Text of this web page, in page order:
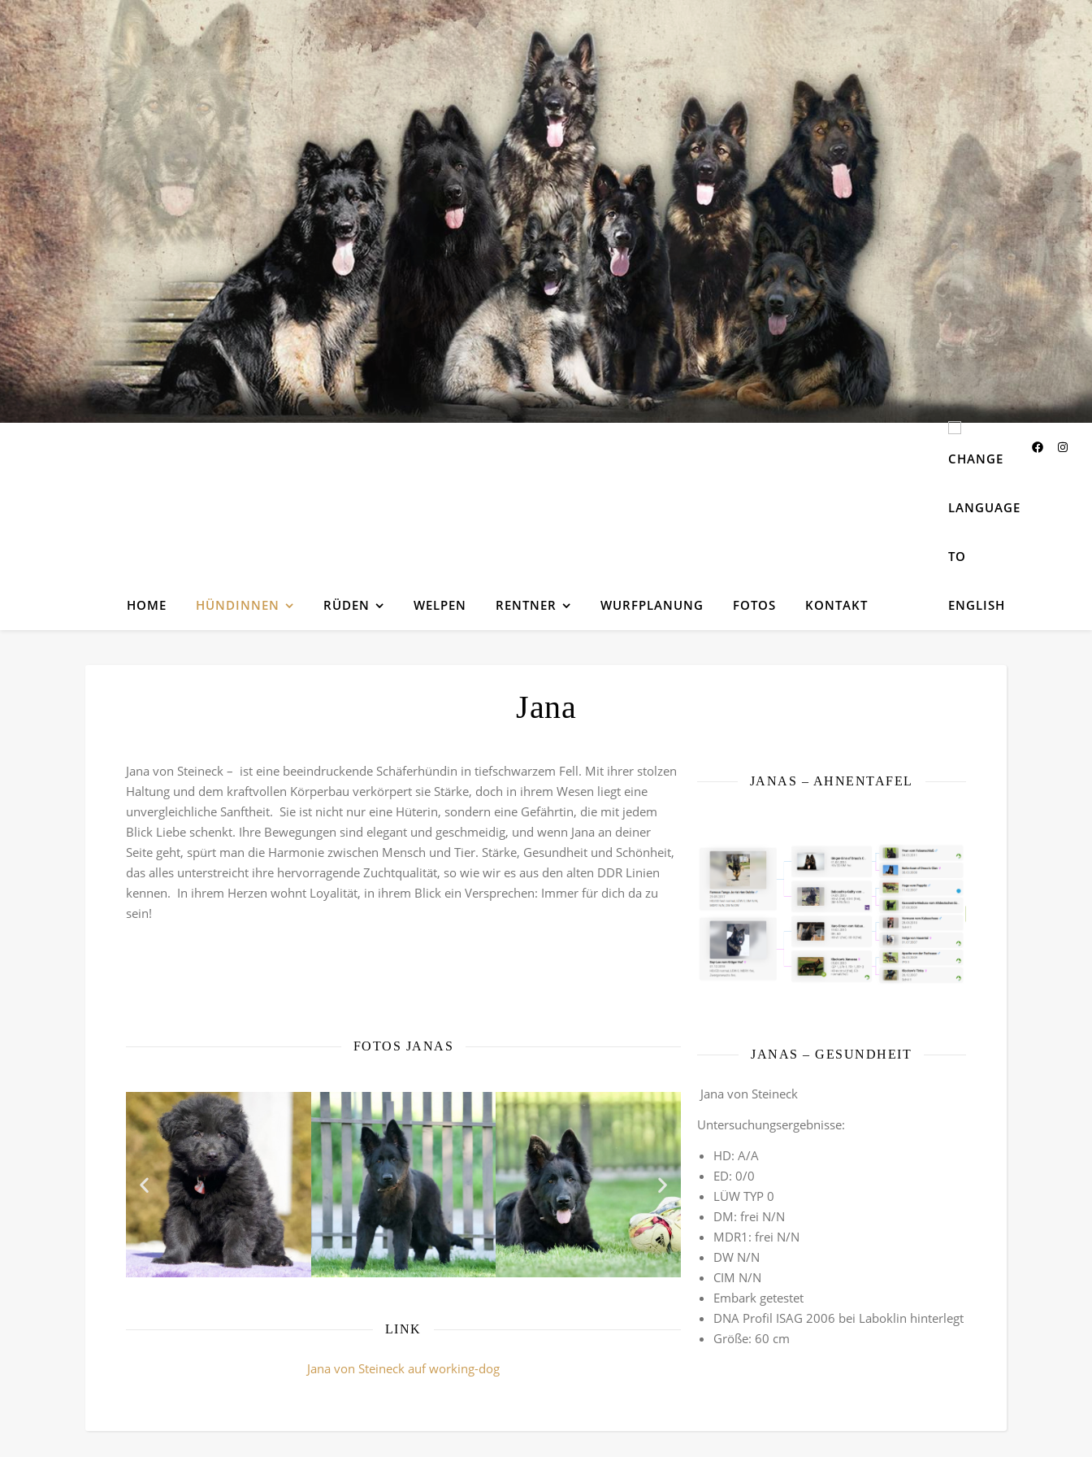
HOME HÜNDINNEN RÜDEN WELPEN RENTNER WURFPLANUNG FOTOS KONTAKT
Jana
Jana von Steineck – ist eine beeindruckende Schäferhündin in tiefschwarzem Fell. Mit ihrer stolzen
Haltung und dem kraftvollen Körperbau verkörpert sie Stärke, doch in ihrem Wesen liegt eine
unvergleichliche Sanftheit. Sie ist nicht nur eine Hüterin, sondern eine Gefährtin, die mit jedem
Blick Liebe schenkt. Ihre Bewegungen sind elegant und geschmeidig, und wenn Jana an deiner
Seite geht, spürt man die Harmonie zwischen Mensch und Tier. Stärke, Gesundheit und Schönheit,
das alles unterstreicht ihre hervorragende Zuchtqualität, so wie wir es aus den alten DDR Linien
kennen. In ihrem Herzen wohnt Loyalität, in ihrem Blick ein Versprechen: Immer für dich da zu
sein!
FOTOS JANAS
LINK
Jana von Steineck auf working-dog
JANAS – AHNENTAFEL
JANAS – GESUNDHEIT
Jana von Steineck
Untersuchungsergebnisse:
HD: A/A
ED: 0/0
LÜW TYP 0
DM: frei N/N
MDR1: frei N/N
DW N/N
CIM N/N
Embark getestet
DNA Profil ISAG 2006 bei Laboklin hinterlegt
Größe: 60 cm